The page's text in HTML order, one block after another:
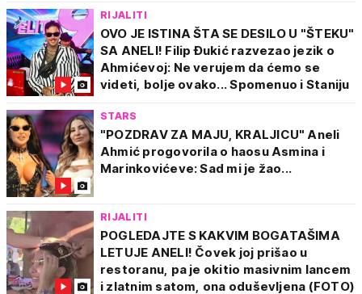
RIJALITI
OVO JE ISTINA ŠTA SE DESILO U "ŠTEKU"
SA ANELI! Filip Đukić razvezao jezik o
Ahmićevoj: Ne verujem da ćemo se
videti, bolje ovako... Spomenuo i Staniju
STARS
"POZDRAV ZA MAJU, KRALJICU" Aneli
Ahmić progovorila o haosu Asmina i
Marinkovićeve: Sad mi je žao...
RIJALITI
POGLEDAJTE S KAKVIM BOGATAŠIMA
LETUJE ANELI! Čovek joj prišao u
restoranu, pa je okitio masivnim lancem
i zlatnim satom, ona oduševljena (FOTO)